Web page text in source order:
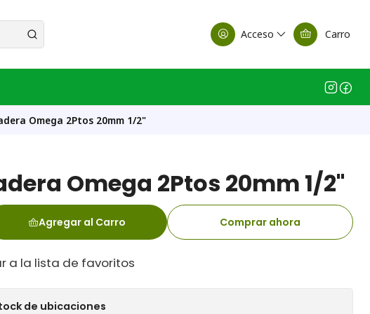
Acceso Carro
Omega 2Ptos 20mm 1/2"
Omega 2Ptos 20mm 1/2"
Agregar al Carro Comprar ahora
a la lista de favoritos
de ubicaciones